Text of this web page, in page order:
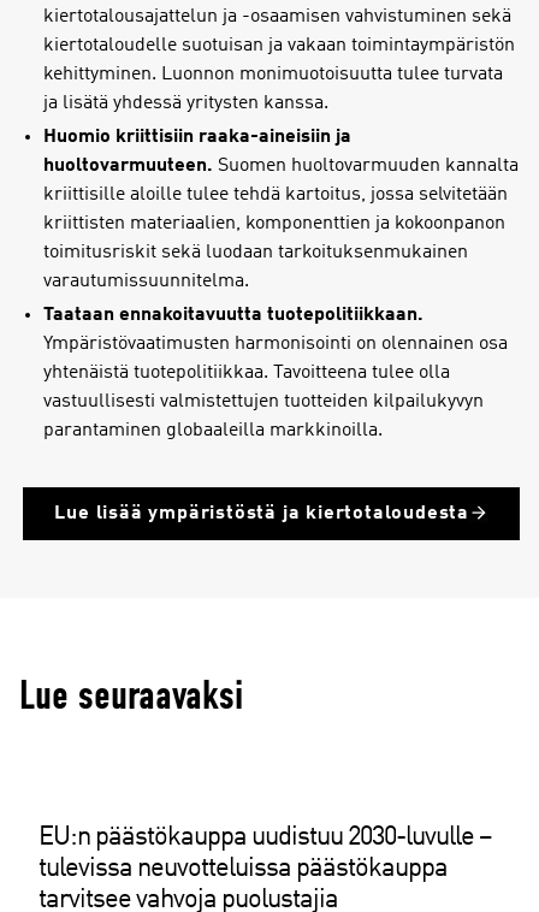
kiertotalousajattelun ja -osaamisen vahvistuminen sekä
kiertotaloudelle suotuisan ja vakaan toimintaympäristön
kehittyminen. Luonnon monimuotoisuutta tulee turvata
ja lisätä yhdessä yritysten kanssa.
Huomio kriittisiin raaka-aineisiin ja
huoltovarmuuteen. Suomen huoltovarmuuden kannalta
kriittisille aloille tulee tehdä kartoitus, jossa selvitetään
kriittisten materiaalien, komponenttien ja kokoonpanon
toimitusriskit sekä luodaan tarkoituksenmukainen
varautumissuunnitelma.
Taataan ennakoitavuutta tuotepolitiikkaan.
Ympäristövaatimusten harmonisointi on olennainen osa
yhtenäistä tuotepolitiikkaa. Tavoitteena tulee olla
vastuullisesti valmistettujen tuotteiden kilpailukyvyn
parantaminen globaaleilla markkinoilla.
Lue lisää ympäristöstä ja kiertotaloudesta
Lue seuraavaksi
EU:n päästökauppa uudistuu 2030-luvulle –
tulevissa neuvotteluissa päästökauppa
tarvitsee vahvoja puolustajia